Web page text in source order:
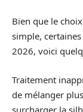
Bien que le choix
simple,
2026, voici
Traitement
de mélanger
surcharger la